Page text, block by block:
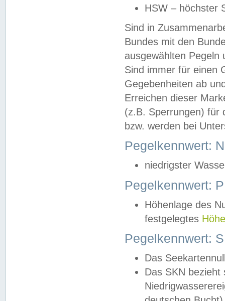
HSW – höchster
Sind in
Bundes mit den
ausgewählten
Sind immer für einen
Gegebenheiten ab
Erreichen dieser
(z.B. Sperrungen) für
bzw. werden bei
Pegelkennwert:
niedrigster
Pegelkennwert:
Höhenlage des
festgelegtes
Pegelkennwert:
Das
Das SKN